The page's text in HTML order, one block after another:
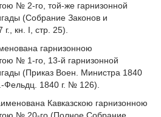
№ 2-го, той-же гарнизонной
(Собрание Законов и
кн. I, стр. 25).
гарнизонною
№ 1-го, 13-й гарнизонной
(Приказ Воен. Министра 1840
Фельдц. 1840 г. № 126).
Кавказскою гарнизонною